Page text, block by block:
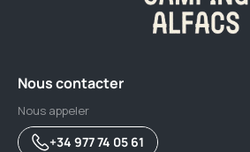
Nous contacter
Nous appeler
+34 977 74 05 61